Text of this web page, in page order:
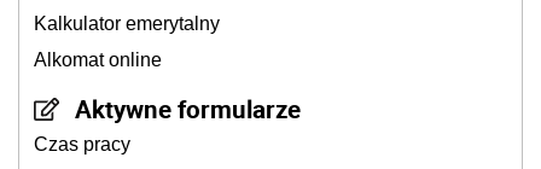
Kalkulator emerytalny
Alkomat online
Aktywne formularze
Czas pracy